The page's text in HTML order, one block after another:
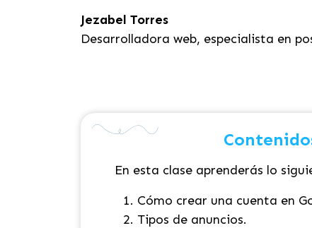
Jezabel Torres
Desarrolladora web, especialista en
En esta clase aprenderás lo
Cómo crear una cuenta en
Tipos de anuncios.